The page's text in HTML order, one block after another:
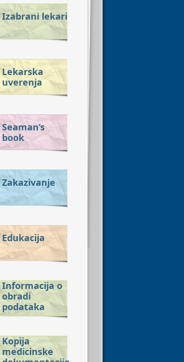
Izabrani lekari
Lekarska
uverenja
Seaman’s
book
Zakazivanje
Edukacija
Informacija o
obradi
podataka
Kopija
medicinske